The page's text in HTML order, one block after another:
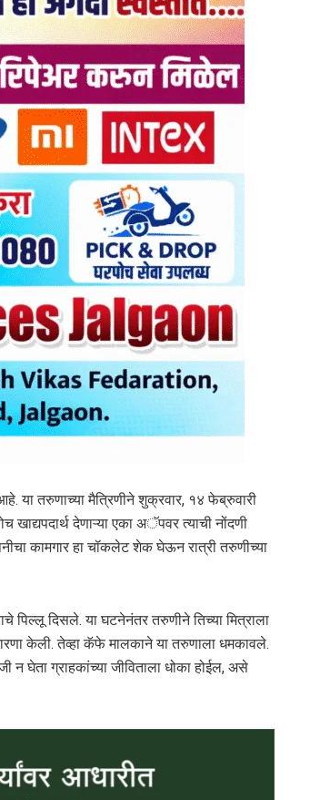
या तरुणाच्या मैत्रिणीने शुक्रवार, १४ फेब्रुवारी
खाद्यपदार्थ देणाऱ्या एका अॅपवर त्याची नोंदणी
कामगार हा चॉकलेट शेक घेऊन रात्री तरुणीच्या
पिल्लू दिसले. या घटनेनंतर तरुणीने तिच्या मित्राला
केली. तेव्हा कॅफे मालकाने या तरुणाला धमकावले.
न घेता ग्राहकांच्या जीविताला धोका होईल, असे